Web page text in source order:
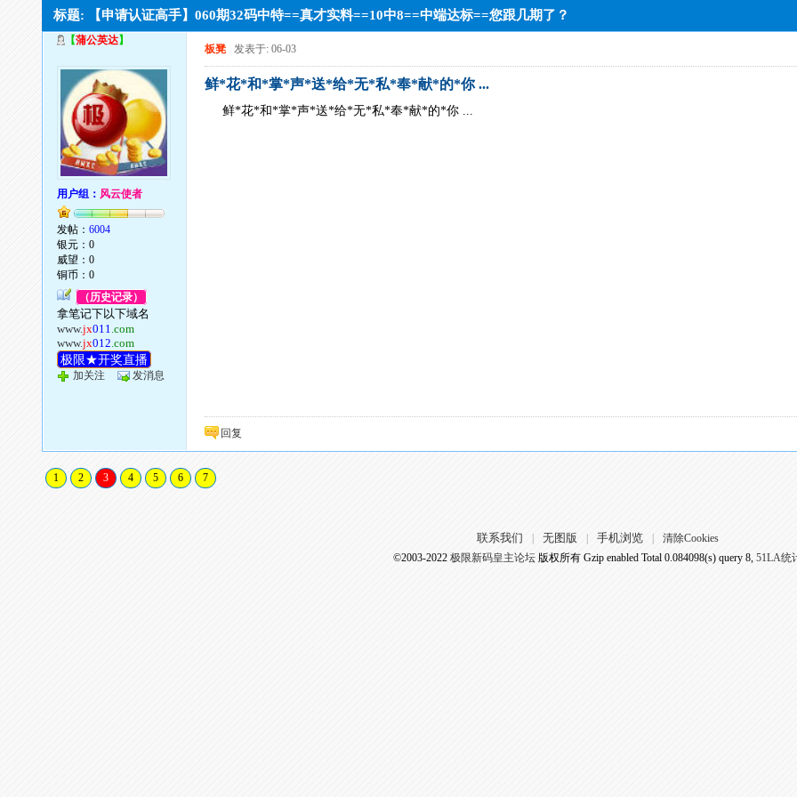
标题: 【申请认证高手】060期32码中特==真才实料==10中8==中端达标==您跟几期了？
【蒲公英达】
用户组： 风云使者
发帖：6004
银元：0
威望：0
铜币：0
（历史记录）
拿笔记下以下域名
www.jx011.com
www.jx012.com
极限★开奖直播
加关注 发消息
板凳 发表于: 06-03
鲜*花*和*掌*声*送*给*无*私*奉*献*的*你 ...
鲜*花*和*掌*声*送*给*无*私*奉*献*的*你 ...
回复
1 2 3 4 5 6 7
联系我们 无图版 手机浏览
清除Cookies
©2003-2022 极限新码皇主论坛版权所有 Gzip enabled Total 0.084098(s) query 8, 51LA统